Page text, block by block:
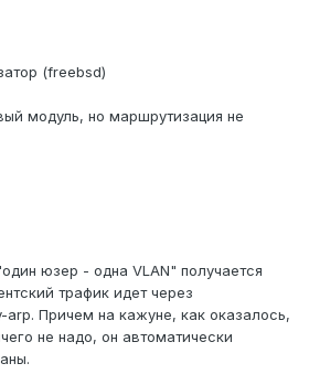
(freebsd)
модуль, но маршрутизация не
юзер - одна VLAN" получается
трафик идет через
Причем на кажуне, как оказалось,
не надо, он автоматически